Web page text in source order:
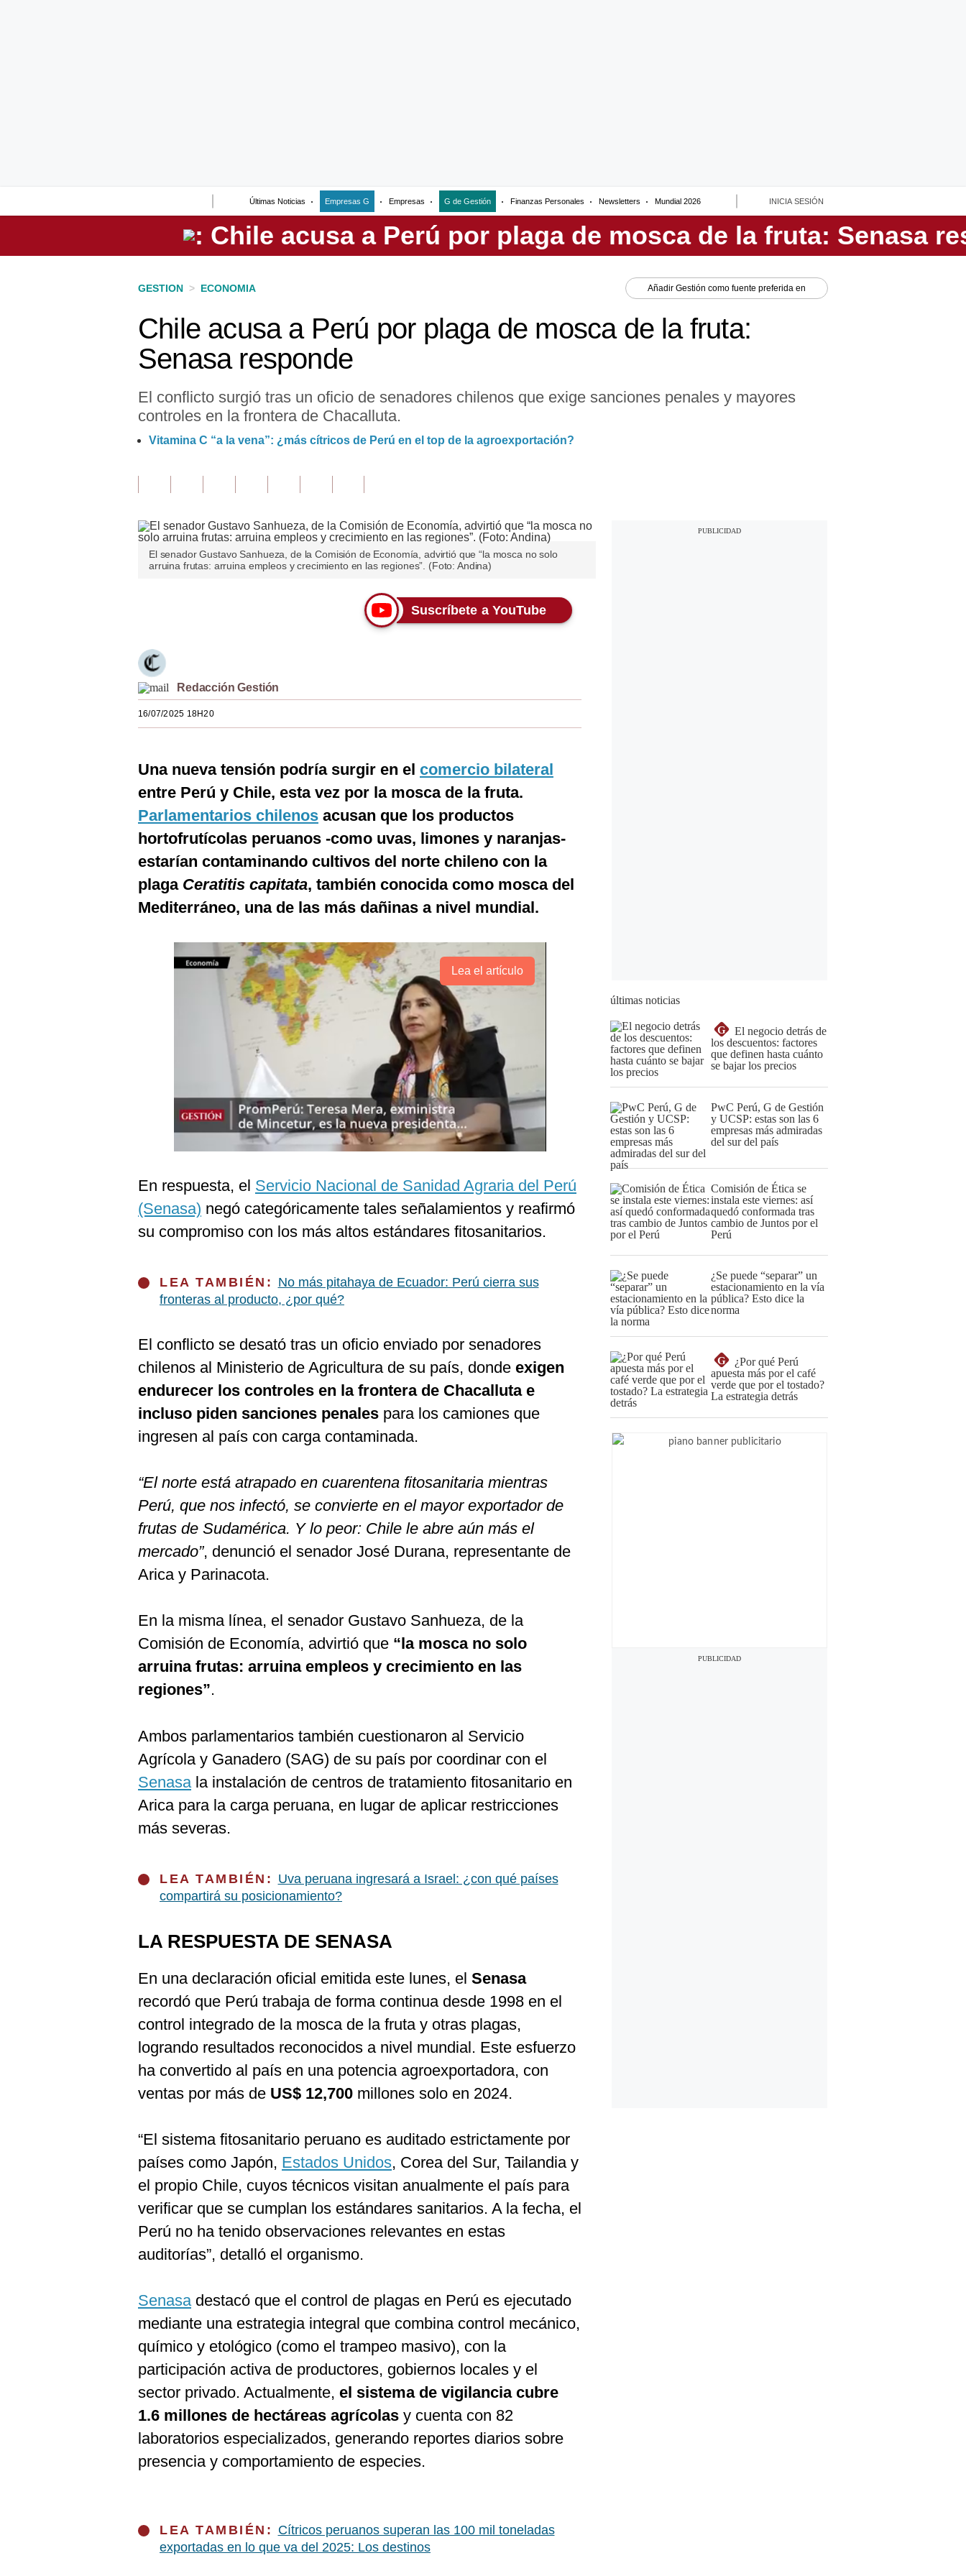
Últimas Noticias Empresas G Empresas G de Gestión Finanzas Personales Newsletters Mundial 2026 INICIA SESIÓN
Perú
GESTION > ECONOMIA Añadir Gestión como fuente preferida en
Chile acusa a Perú por plaga de mosca de la fruta:
Senasa responde
El conflicto surgió tras un oficio de senadores chilenos que exige sanciones penales y mayores
controles en la frontera de Chacalluta.
Vitamina C “a la vena”: ¿más cítricos de Perú en el top de la agroexportación?
El senador Gustavo Sanhueza, de la Comisión de Economía, advirtió que “la mosca no solo
arruina frutas: arruina empleos y crecimiento en las regiones”. (Foto: Andina)
Suscríbete a YouTube
Redacción Gestión
16/07/2025 18H20
Una nueva tensión podría surgir en el comercio bilateral
entre Perú y Chile, esta vez por la mosca de la fruta.
Parlamentarios chilenos acusan que los productos
hortofrutícolas peruanos -como uvas, limones y naranjas-
estarían contaminando cultivos del norte chileno con la
plaga Ceratitis capitata, también conocida como mosca del
Mediterráneo, una de las más dañinas a nivel mundial.
Lea el artículo
En respuesta, el Servicio Nacional de Sanidad Agraria del Perú
(Senasa) negó categóricamente tales señalamientos y reafirmó
su compromiso con los más altos estándares fitosanitarios.
LEA TAMBIÉN: No más pitahaya de Ecuador: Perú cierra sus
fronteras al producto, ¿por qué?
El conflicto se desató tras un oficio enviado por senadores
chilenos al Ministerio de Agricultura de su país, donde exigen
endurecer los controles en la frontera de Chacalluta e
incluso piden sanciones penales para los camiones que
ingresen al país con carga contaminada.
“El norte está atrapado en cuarentena fitosanitaria mientras
Perú, que nos infectó, se convierte en el mayor exportador de
frutas de Sudamérica. Y lo peor: Chile le abre aún más el
mercado”, denunció el senador José Durana, representante de
Arica y Parinacota.
En la misma línea, el senador Gustavo Sanhueza, de la
Comisión de Economía, advirtió que “la mosca no solo
arruina frutas: arruina empleos y crecimiento en las
regiones”.
Ambos parlamentarios también cuestionaron al Servicio
Agrícola y Ganadero (SAG) de su país por coordinar con el
Senasala instalación de centros de tratamiento fitosanitario en
Arica para la carga peruana, en lugar de aplicar restricciones
más severas.
LEA TAMBIÉN: Uva peruana ingresará a Israel: ¿con qué países
compartirá su posicionamiento?
LA RESPUESTA DE SENASA
En una declaración oficial emitida este lunes, el Senasa
recordó que Perú trabaja de forma continua desde 1998 en el
control integrado de la mosca de la fruta y otras plagas,
logrando resultados reconocidos a nivel mundial. Este esfuerzo
ha convertido al país en una potencia agroexportadora, con
ventas por más de US$ 12,700 millones solo en 2024.
“El sistema fitosanitario peruano es auditado estrictamente por
países como Japón, Estados Unidos, Corea del Sur, Tailandia y
el propio Chile, cuyos técnicos visitan anualmente el país para
verificar que se cumplan los estándares sanitarios. A la fecha, el
Perú no ha tenido observaciones relevantes en estas
auditorías”, detalló el organismo.
Senasadestacó que el control de plagas en Perú es ejecutado
mediante una estrategia integral que combina control mecánico,
químico y etológico (como el trampeo masivo), con la
participación activa de productores, gobiernos locales y el
sector privado. Actualmente, el sistema de vigilancia cubre
1.6 millones de hectáreas agrícolas y cuenta con 82
laboratorios especializados, generando reportes diarios sobre
presencia y comportamiento de especies.
LEA TAMBIÉN: Cítricos peruanos superan las 100 mil toneladas
exportadas en lo que va del 2025: Los destinos
últimas noticias
G
El negocio detrás de
los descuentos: factores
que definen hasta cuánto
se bajar los precios
PwC Perú, G de Gestión
y UCSP: estas son las 6
empresas más admiradas
del sur del país
Comisión de Ética se
instala este viernes: así
quedó conformada tras
cambio de Juntos por el
Perú
¿Se puede “separar” un
estacionamiento en la vía
pública? Esto dice la
norma
G
¿Por qué Perú
apuesta más por el café
verde que por el tostado?
La estrategia detrás